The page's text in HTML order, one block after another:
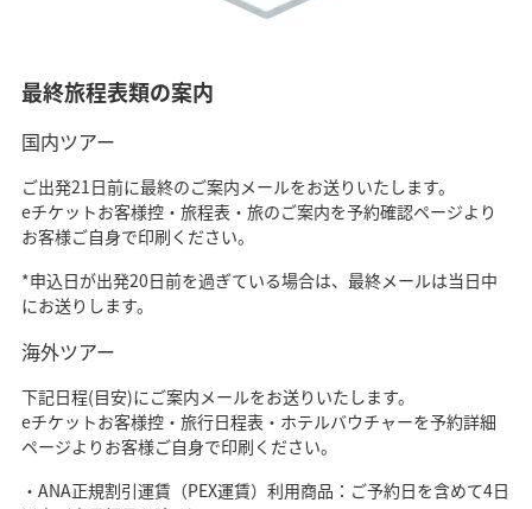
最終旅程表類の案内
国内ツアー
ご出発21日前に最終のご案内メールをお送りいたします。
eチケットお客様控・旅程表・旅のご案内を予約確認ページより
お客様ご自身で印刷ください。
*申込日が出発20日前を過ぎている場合は、最終メールは当日中
にお送りします。
海外ツアー
下記日程(目安)にご案内メールをお送りいたします。
eチケットお客様控・旅行日程表・ホテルバウチャーを予約詳細
ページよりお客様ご自身で印刷ください。
・ANA正規割引運賃（PEX運賃）利用商品：ご予約日を含めて4日